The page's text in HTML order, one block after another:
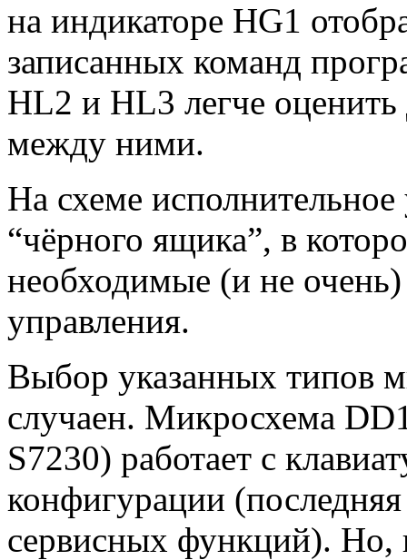
на индикаторе HG1
записанных команд
HL2 и HL3 легче оценить
между ними.
На схеме исполнительное
“чёрного ящика”, в
необходимые (и не
управления.
Выбор указанных типов
случаен. Микросхема
S7230) работает с
конфигурации
сервисных функций). Но,